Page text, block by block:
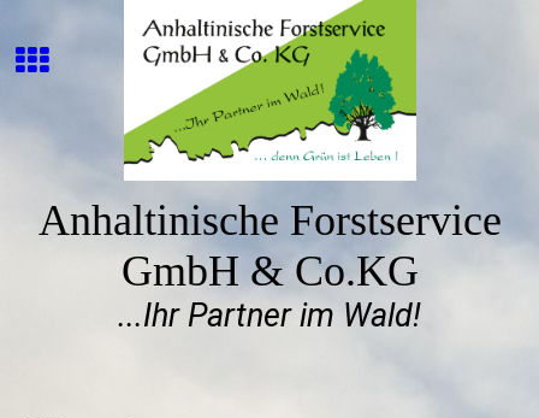
Anhaltinische Forstservice
GmbH & Co.KG
...Ihr Partner im Wald!